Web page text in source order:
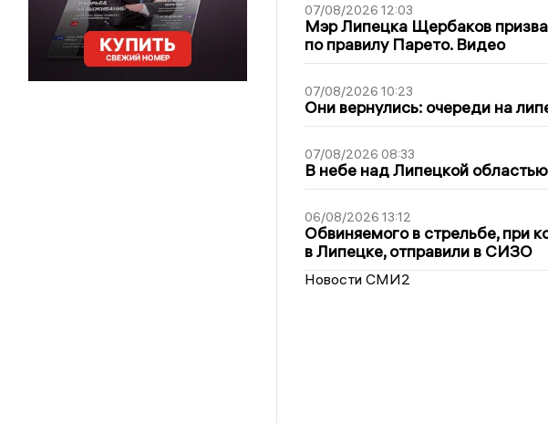
07/08/2026 12:03
Мэр Липецка Щербаков
по правилу Парето. Видео
07/08/2026 10:23
Они вернулись: очереди на
07/08/2026 08:33
В небе над Липецкой
06/08/2026 13:12
Обвиняемого в стрельбе, при
в Липецке, отправили в СИЗО
Новости СМИ2